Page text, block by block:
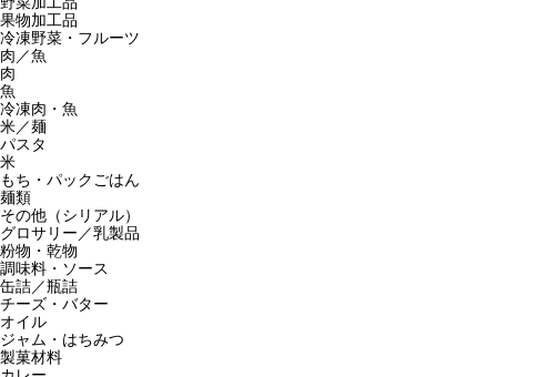
果物加工品
冷凍野菜・フルーツ
肉／魚
肉
魚
冷凍肉・魚
米／麺
パスタ
米
もち・パックごはん
麺類
その他（シリアル）
グロサリー／乳製品
粉物・乾物
調味料・ソース
缶詰／瓶詰
チーズ・バター
オイル
ジャム・はちみつ
製菓材料